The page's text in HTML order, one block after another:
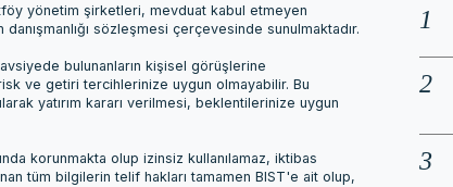
yönetim şirketleri, mevduat kabul etmeyen
sözleşmesi çerçevesinde sunulmaktadır.
bulunanların kişisel görüşlerine
ve getiri tercihlerinize uygun olmayabilir. Bu
yatırım kararı verilmesi, beklentilerinize uygun
korunmakta olup izinsiz kullanılamaz, iktibas
tüm bilgilerin telif hakları tamamen BIST'e ait olup,